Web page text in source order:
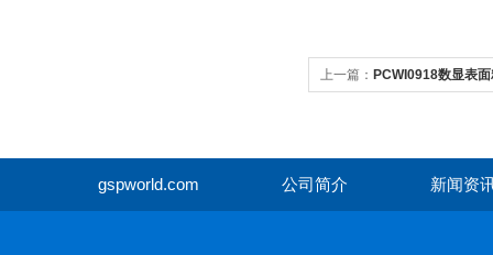
上一篇： PCWI0918数显表
gspworld.com 公司简介 新闻资